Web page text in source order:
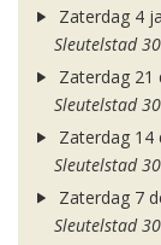
Zaterdag 4
Sleutelstad 30
Zaterdag 21
Sleutelstad 30
Zaterdag 14
Sleutelstad 30
Zaterdag 7
Sleutelstad 30